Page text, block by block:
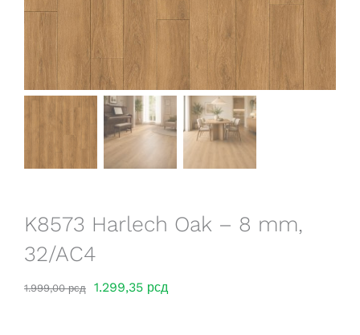
Saveti
Lokacije
K8573 Harlech Oak – 8 mm,
32/AC4
1.999,00рсд
Оригинална
1.299,35 рсд